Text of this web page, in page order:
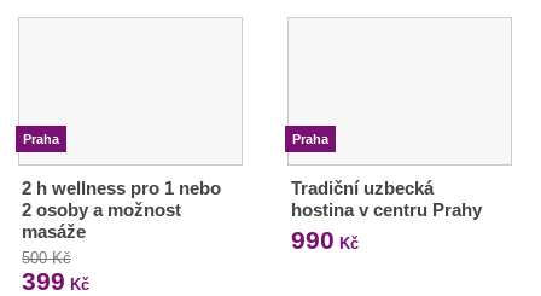
Praha
2 h wellness pro 1 nebo
2 osoby a možnost
masáže
500 Kč
399 Kč
Praha
Tradiční uzbecká
hostina v centru Prahy
990 Kč